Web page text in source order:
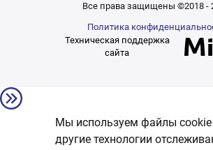
Все права защищены ©2018 -
Политика
Техническая поддержка
сайта
Мы используем файлы cookie
другие технологии